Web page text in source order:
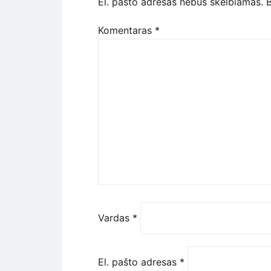
Komentaras *
Vardas *
El. pašto adresas *